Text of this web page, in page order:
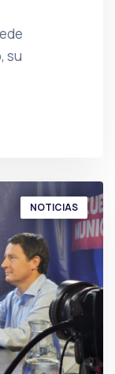
su
NOTICIAS